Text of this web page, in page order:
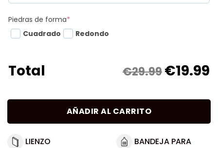
Piedras de forma*
Cuadrado
Redondo
Total €29.99€19.99
AÑADIR AL CARRITO
LIENZO
BANDEJA PARA